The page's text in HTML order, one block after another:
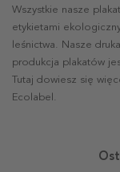
Wszystkie nasze
etykietami
leśnictwa. Nasze
produkcja plakatów
Tutaj dowiesz się
Ecolabel.